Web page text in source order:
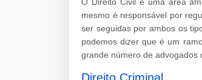
mesmo é responsável por
ser seguidas por ambos os
podemos dizer que é um
grande número de advogados